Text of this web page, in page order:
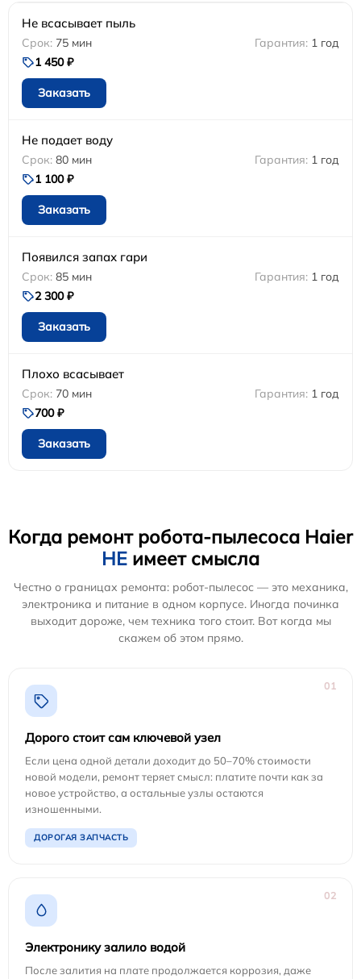
Не всасывает пыль
75 мин
1 год
1 450 ₽
Заказать
Не подает воду
80 мин
1 год
1 100 ₽
Заказать
Появился запах гари
85 мин
1 год
2 300 ₽
Заказать
Плохо всасывает
70 мин
1 год
700 ₽
Заказать
Когда ремонт робота-пылесоса Haier
НЕ имеет смысла
Честно о границах ремонта: робот-пылесос — это механика,
электроника и питание в одном корпусе. Иногда починка
выходит дороже, чем техника того стоит. Вот когда мы
скажем об этом прямо.
01
Дорого стоит сам ключевой узел
Если цена одной детали доходит до 50–70% стоимости
новой модели, ремонт теряет смысл: платите почти как за
новое устройство, а остальные узлы остаются
изношенными.
ДОРОГАЯ ЗАПЧАСТЬ
02
Электронику залило водой
После залития на плате продолжается коррозия, даже